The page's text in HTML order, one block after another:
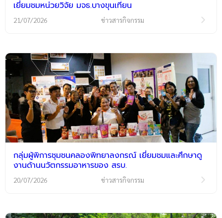
เยี่ยมชมหน่วยวิจัย มจธ.บางขุนเทียน
21/07/2026 ข่าวสารกิจกรรม
กลุ่มผู้พิการชุมชนคลองพิทยาลงกรณ์ เยี่ยมชมและศึกษาดู
งานด้านนวัตกรรมอาหารของ สรบ.
20/07/2026 ข่าวสารกิจกรรม